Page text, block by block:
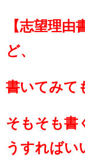
【志望理
ど、
書いてみて
そもそも書
うすればい